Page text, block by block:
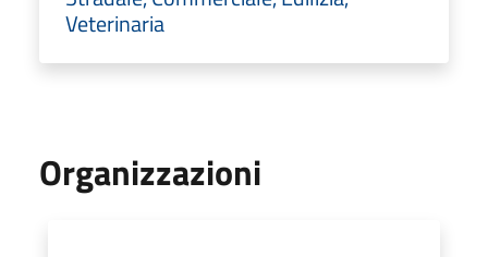
Veterinaria
Organizzazioni